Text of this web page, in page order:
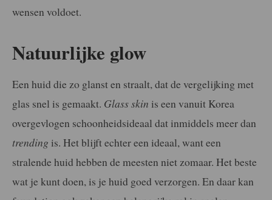
wensen voldoet.
Natuurlijke glow
Een huid die zo glanst en straalt, dat de vergelijking met
glas snel is gemaakt. Glass skin is een vanuit Korea
overgevlogen schoonheidsideaal dat inmiddels meer dan
trending is. Het blijft echter een ideaal, want een
stralende huid hebben de meesten niet zomaar. Het beste
wat je kunt doen, is je huid goed verzorgen. En daar kan